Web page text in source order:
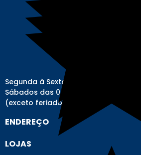
Segunda à Sexta-feira das 08h00 às
Sábados das 08h00 às 12h00
(exceto feriados)
ENDEREÇO
LOJAS